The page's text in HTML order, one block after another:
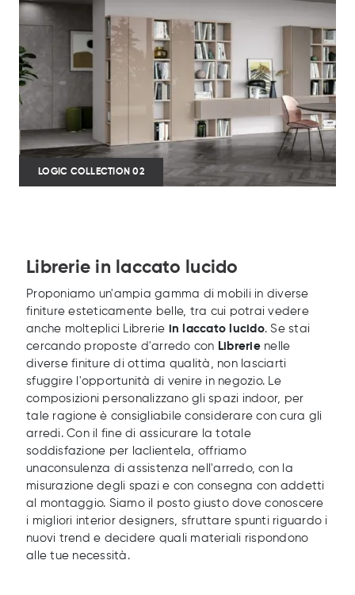
LOGIC COLLECTION 02
Librerie in laccato lucido
Proponiamo un'ampia gamma di mobili in diverse
finiture esteticamente belle, tra cui potrai vedere
anche molteplici Librerie in laccato lucido. Se stai
cercando proposte d'arredo con Librerienelle
diverse finiture di ottima qualità, non lasciarti
sfuggire l'opportunità di venire in negozio. Le
composizioni personalizzano gli spazi indoor, per
tale ragione è consigliabile considerare con cura gli
arredi. Con il fine di assicurare la totale
soddisfazione per laclientela, offriamo
unaconsulenza di assistenza nell'arredo, con la
misurazione degli spazi e con consegna con addetti
al montaggio. Siamo il posto giusto dove conoscere
i migliori interior designers, sfruttare spunti riguardo i
nuovi trend e decidere quali materiali rispondono
alle tue necessità.